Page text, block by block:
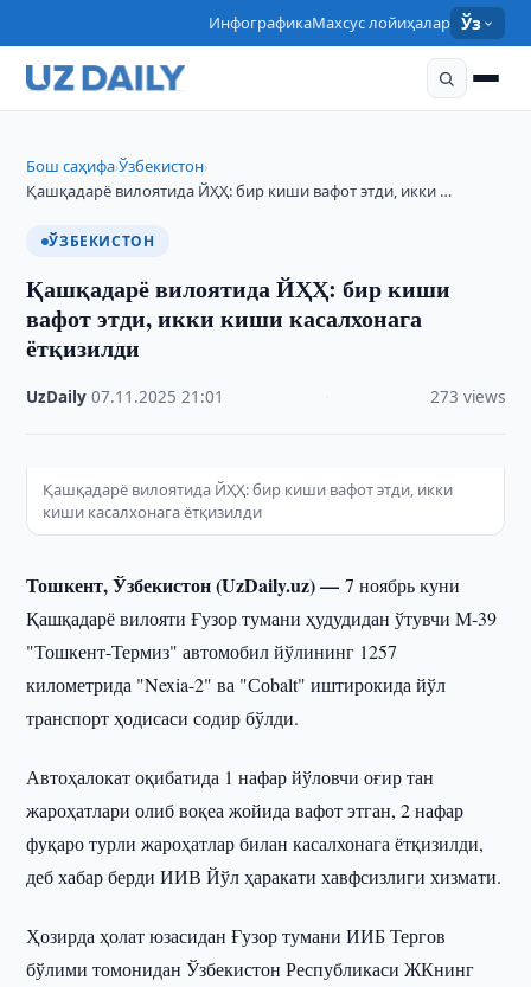
ИнфографикаМахсус лойиҳалар Ўз
Бош саҳифа›Ўзбекистон›
Қашқадарё вилоятида ЙҲҲ: бир киши вафот этди, икки …
ЎЗБЕКИСТОН
Қашқадарё вилоятида ЙҲҲ: бир киши
вафот этди, икки киши касалхонага
ётқизилди
UzDaily ·07.11.2025 ·21:01 273 views
Қашқадарё вилоятида ЙҲҲ: бир киши вафот этди, икки
киши касалхонага ётқизилди
Тошкент, Ўзбекистон (UzDaily.uz) —7 ноябрь куни
Қашқадарё вилояти Ғузор тумани ҳудудидан ўтувчи М-39
"Тошкент-Термиз" автомобил йўлининг 1257
километрида "Nexia-2" ва "Соbalt" иштирокида йўл
транспорт ҳодисаси содир бўлди.
Автоҳалокат оқибатида 1 нафар йўловчи оғир тан
жароҳатлари олиб воқеа жойида вафот этган, 2 нафар
фуқаро турли жароҳатлар билан касалхонага ётқизилди,
деб хабар берди ИИВ Йўл ҳаракати хавфсизлиги хизмати.
Ҳозирда ҳолат юзасидан Ғузор тумани ИИБ Тергов
бўлими томонидан Ўзбекистон Республикаси ЖКнинг